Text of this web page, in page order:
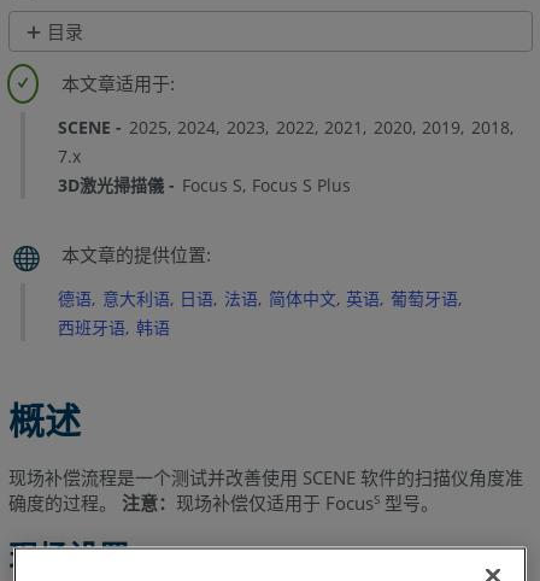
另
存
为
PDF
目录
现
场
设
打
目
标
位
光
扫
仪
SCENE 2025 2024 2023 2022 2021 2020 2019 2018
7.x
3D激光掃描儀
Focus S Focus S Plus
德语 意大利语 日语 法语 简体中文 英语 葡萄牙语
西班牙语 韩语
概述
现场补偿流程是一个测试并改善使用 SCENE 软件的扫描仪角度准
确度的过程。
注意： 现场补偿仅适用于 FocusS型号。
现场设置